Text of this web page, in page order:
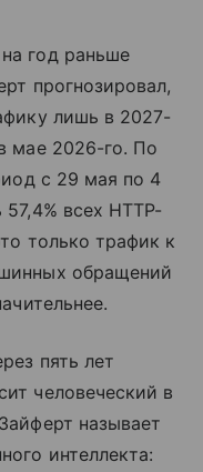
год раньше
прогнозировал,
лишь в 2027-
мае 2026-го. По
с 29 мая по 4
всех HTTP-
только трафик к
обращений
пять лет
человеческий в
называет
интеллекта: